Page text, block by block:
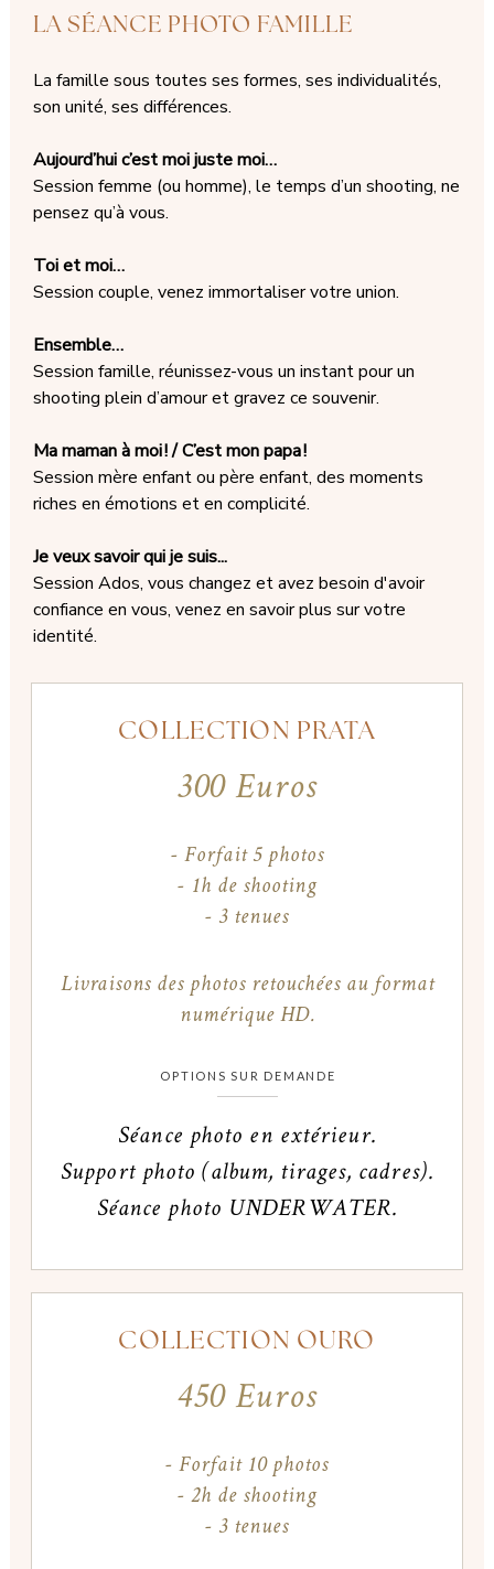
LA SÉANCE PHOTO FAMILLE
La famille sous toutes ses formes, ses individualités,
son unité, ses différences.
Aujourd’hui c’est moi juste moi…
Session femme (ou homme), le temps d’un shooting, ne
pensez qu’à vous.
Toi et moi…
Session couple, venez immortaliser votre union.
Ensemble…
Session famille, réunissez-vous un instant pour un
shooting plein d’amour et gravez ce souvenir.
Ma maman à moi ! / C’est mon papa !
Session mère enfant ou père enfant, des moments
riches en émotions et en complicité.
Je veux savoir qui je suis...
Session Ados, vous changez et avez besoin d'avoir
confiance en vous, venez en savoir plus sur votre
identité.
COLLECTION PRATA
300 Euros
- Forfait 5 photos
- 1h de shooting
- 3 tenues
Livraisons des photos retouchées au format
numérique HD.
OPTIONS SUR DEMANDE
Séance photo en extérieur.
Support photo (album, tirages, cadres).
Séance photo UNDERWATER.
COLLECTION OURO
450 Euros
- Forfait 10 photos
- 2h de shooting
- 3 tenues